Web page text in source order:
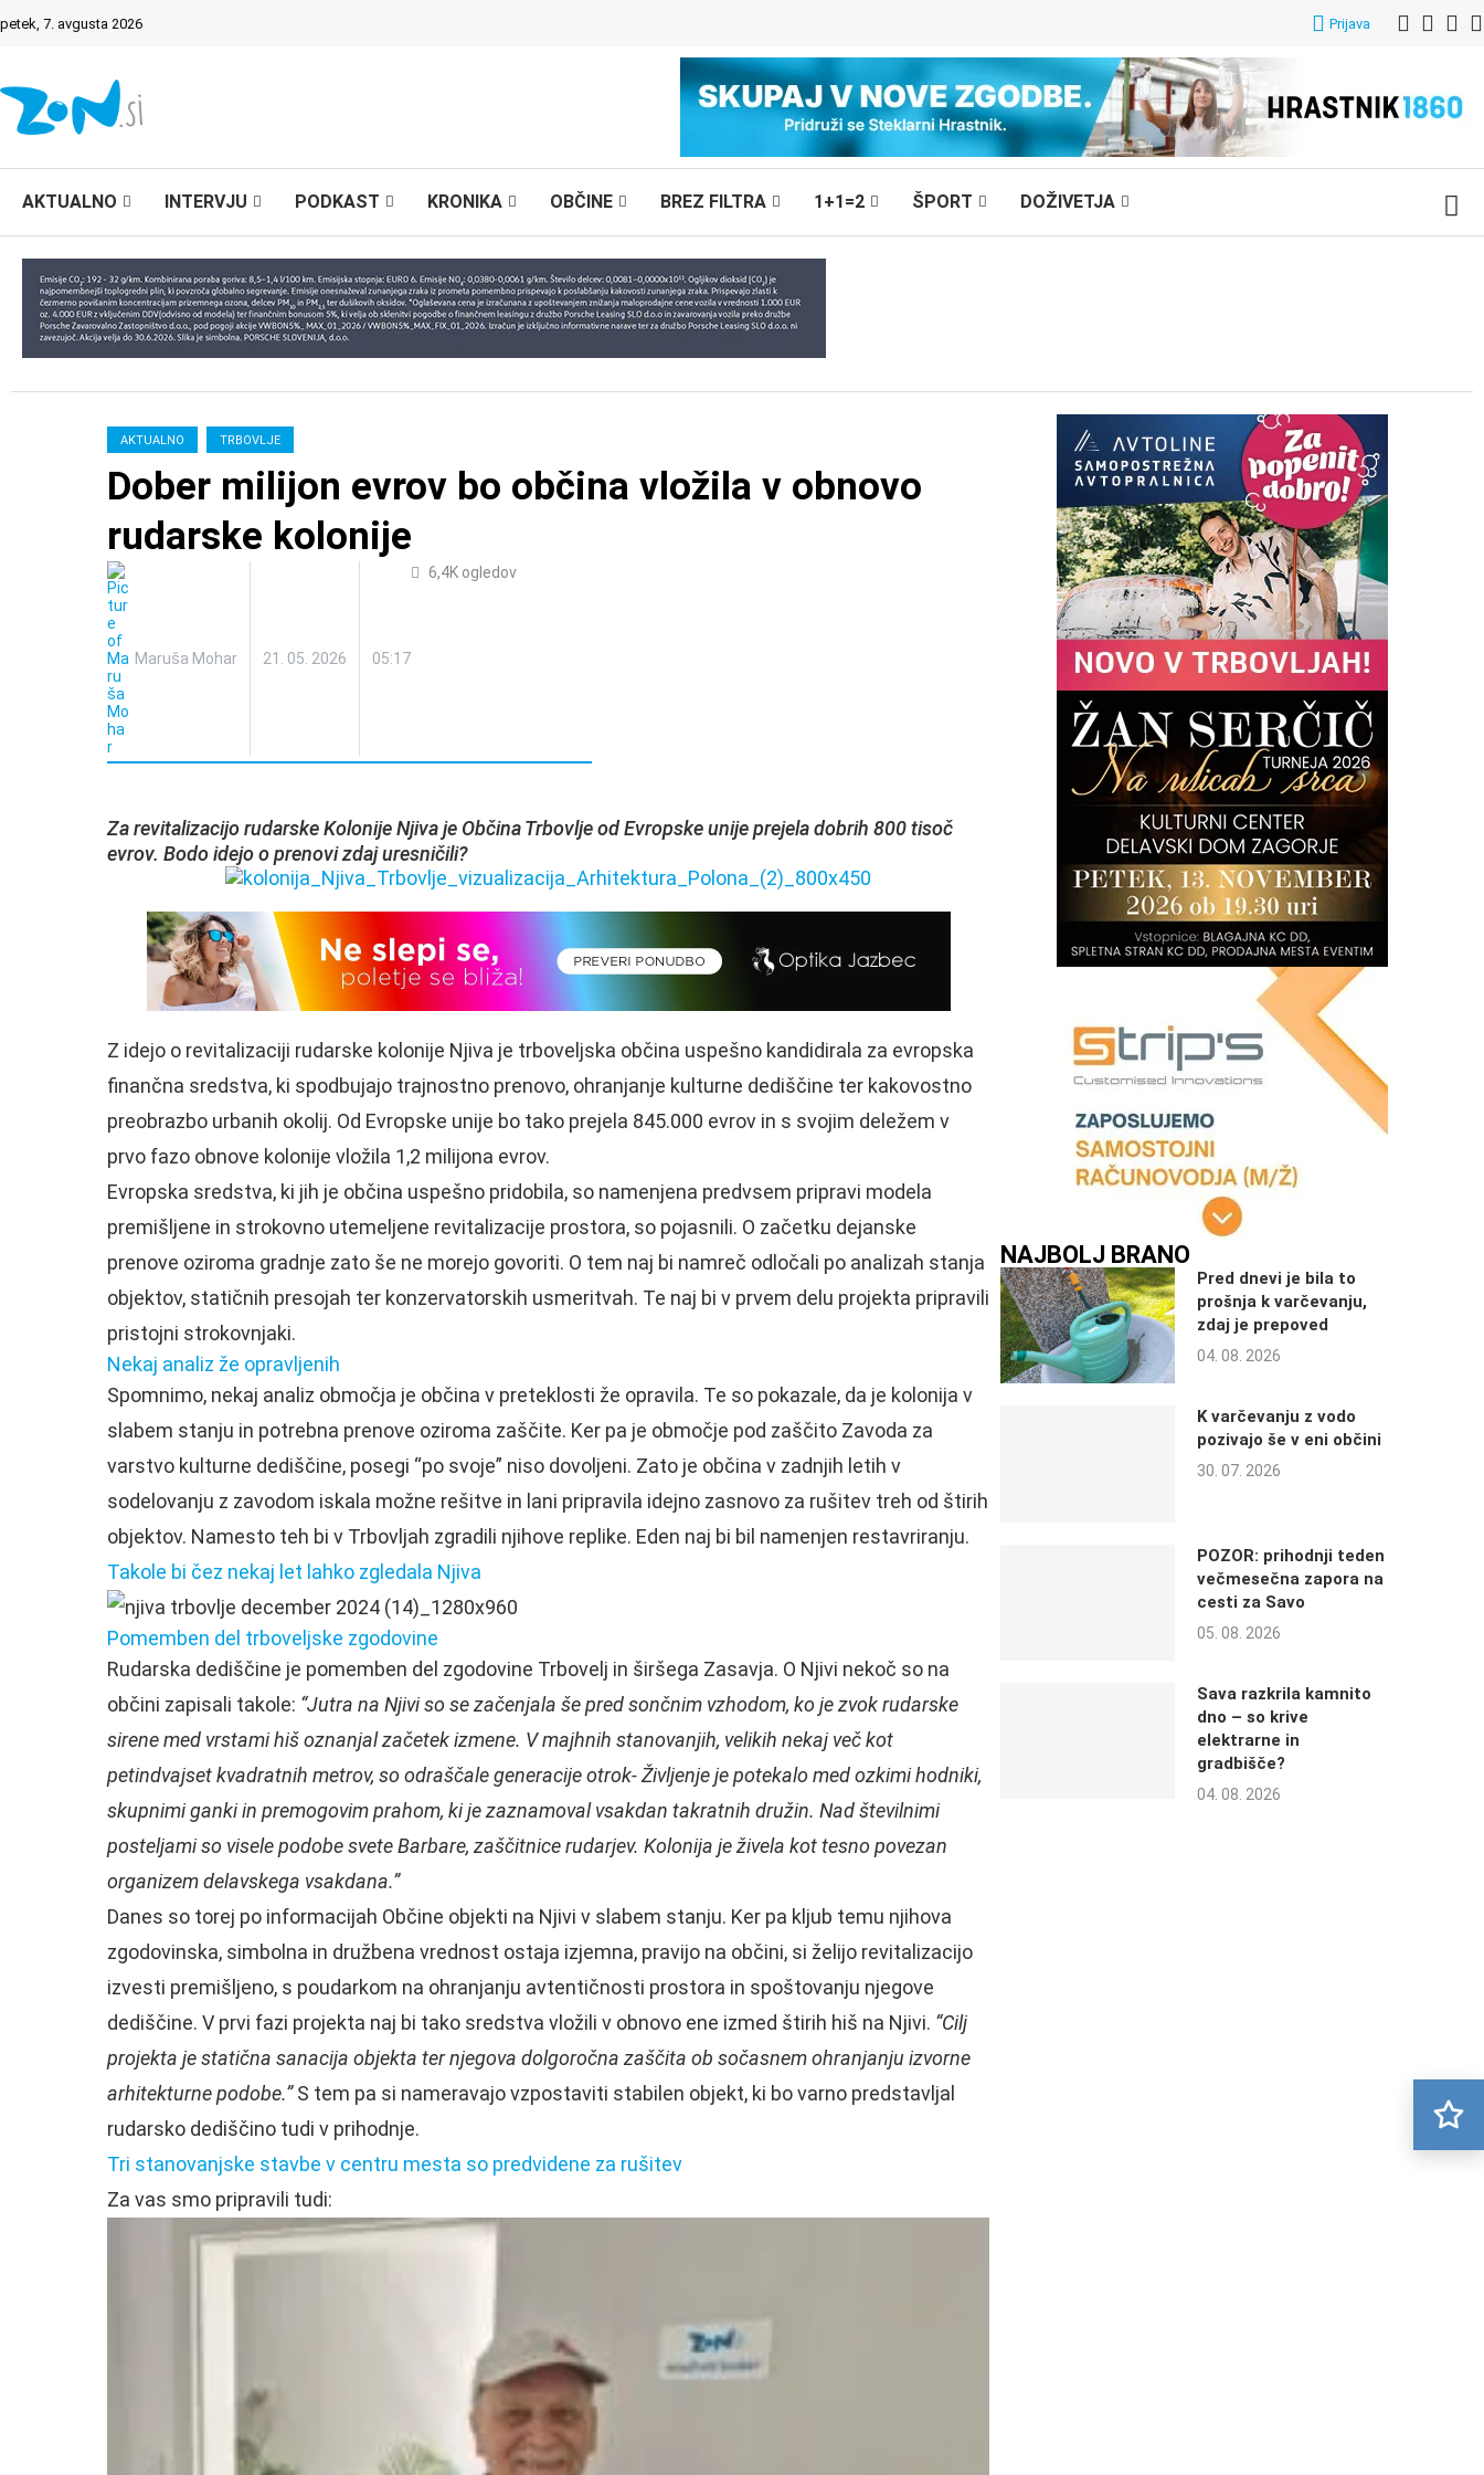
petek, 7. avgusta 2026 Prijava
AKTUALNO INTERVJU PODKAST KRONIKA OBČINE BREZ FILTRA 1+1=2 ŠPORT DOŽIVETJA
AKTUALNO TRBOVLJE
Dober milijon evrov bo občina vložila v obnovo
rudarske kolonije
Maruša Mohar 21. 05. 2026 05:17
6,4K ogledov
Za revitalizacijo rudarske Kolonije Njiva je Občina Trbovlje od Evropske unije prejela dobrih 800 tisoč
evrov. Bodo idejo o prenovi zdaj uresničili?
Z idejo o revitalizaciji rudarske kolonije Njiva je trboveljska občina uspešno kandidirala za evropska
finančna sredstva, ki spodbujajo trajnostno prenovo, ohranjanje kulturne dediščine ter kakovostno
preobrazbo urbanih okolij. Od Evropske unije bo tako prejela 845.000 evrov in s svojim deležem v
prvo fazo obnove kolonije vložila 1,2 milijona evrov.
Evropska sredstva, ki jih je občina uspešno pridobila, so namenjena predvsem pripravi modela
premišljene in strokovno utemeljene revitalizacije prostora, so pojasnili. O začetku dejanske
prenove oziroma gradnje zato še ne morejo govoriti. O tem naj bi namreč odločali po analizah stanja
objektov, statičnih presojah ter konzervatorskih usmeritvah. Te naj bi v prvem delu projekta pripravili
pristojni strokovnjaki.
Nekaj analiz že opravljenih
Spomnimo, nekaj analiz območja je občina v preteklosti že opravila. Te so pokazale, da je kolonija v
slabem stanju in potrebna prenove oziroma zaščite. Ker pa je območje pod zaščito Zavoda za
varstvo kulturne dediščine, posegi “po svoje” niso dovoljeni. Zato je občina v zadnjih letih v
sodelovanju z zavodom iskala možne rešitve in lani pripravila idejno zasnovo za rušitev treh od štirih
objektov. Namesto teh bi v Trbovljah zgradili njihove replike. Eden naj bi bil namenjen restavriranju.
Takole bi čez nekaj let lahko zgledala Njiva
Pomemben del trboveljske zgodovine
Rudarska dediščine je pomemben del zgodovine Trbovelj in širšega Zasavja. O Njivi nekoč so na
občini zapisali takole: “Jutra na Njivi so se začenjala še pred sončnim vzhodom, ko je zvok rudarske
sirene med vrstami hiš oznanjal začetek izmene. V majhnih stanovanjih, velikih nekaj več kot
petindvajset kvadratnih metrov, so odraščale generacije otrok- Življenje je potekalo med ozkimi hodniki,
skupnimi ganki in premogovim prahom, ki je zaznamoval vsakdan takratnih družin. Nad številnimi
posteljami so visele podobe svete Barbare, zaščitnice rudarjev. Kolonija je živela kot tesno povezan
organizem delavskega vsakdana.”
Danes so torej po informacijah Občine objekti na Njivi v slabem stanju. Ker pa kljub temu njihova
zgodovinska, simbolna in družbena vrednost ostaja izjemna, pravijo na občini, si želijo revitalizacijo
izvesti premišljeno, s poudarkom na ohranjanju avtentičnosti prostora in spoštovanju njegove
dediščine. V prvi fazi projekta naj bi tako sredstva vložili v obnovo ene izmed štirih hiš na Njivi. “Cilj
projekta je statična sanacija objekta ter njegova dolgoročna zaščita ob sočasnem ohranjanju izvorne
arhitekturne podobe.”S tem pa si nameravajo vzpostaviti stabilen objekt, ki bo varno predstavljal
rudarsko dediščino tudi v prihodnje.
Tri stanovanjske stavbe v centru mesta so predvidene za rušitev
Za vas smo pripravili tudi:
NAJBOLJ BRANO
Pred dnevi je bila to
prošnja k varčevanju,
zdaj je prepoved
04. 08. 2026
K varčevanju z vodo
pozivajo še v eni občini
30. 07. 2026
POZOR: prihodnji teden
večmesečna zapora na
cesti za Savo
05. 08. 2026
Sava razkrila kamnito
dno – so krive
elektrarne in
gradbišče?
04. 08. 2026